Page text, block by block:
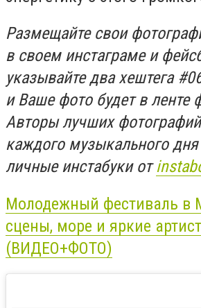
Размещайте свои
в своем инстаграме и
указывайте два хештега
и Ваше фото будет в ленте
Авторы лучших
каждого музыкального дня
личные инстабуки от
Молодежный фестиваль в
сцены, море и яркие
(ВИДЕО+ФОТО)